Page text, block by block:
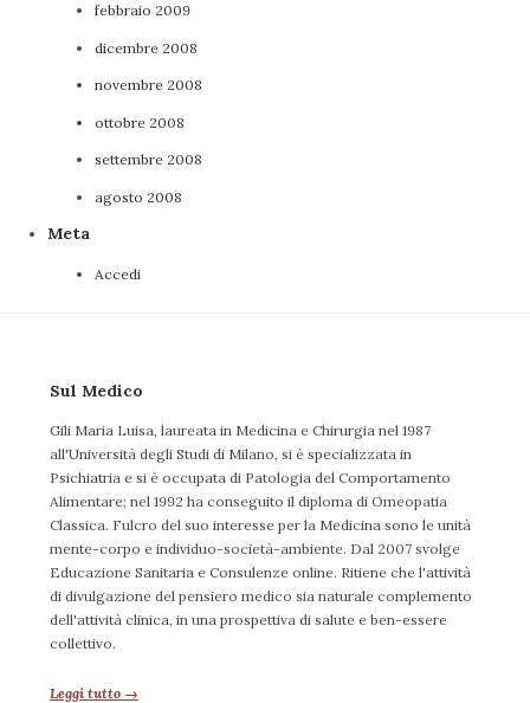
febbraio 2009
dicembre 2008
novembre 2008
ottobre 2008
settembre 2008
agosto 2008
Meta
Accedi
Sul Medico
Gili Maria Luisa, laureata in Medicina e Chirurgia nel 1987
all'Università degli Studi di Milano, si è specializzata in
Psichiatria e si è occupata di Patologia del Comportamento
Alimentare; nel 1992 ha conseguito il diploma di Omeopatia
Classica. Fulcro del suo interesse per la Medicina sono le unità
mente-corpo e individuo-società-ambiente. Dal 2007 svolge
Educazione Sanitaria e Consulenze online. Ritiene che l'attività
di divulgazione del pensiero medico sia naturale complemento
dell'attività clinica, in una prospettiva di salute e ben-essere
collettivo.
Leggi tutto →